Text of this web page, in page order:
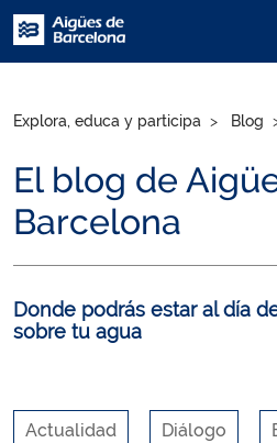
Explora, educa y participa Blog
El blog de
Barcelona
Donde podrás estar al día
sobre tu agua
Actualidad Diálogo